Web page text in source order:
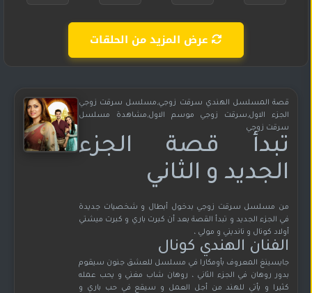
عرض المزيد من الحلقات
قصة المسلسل الهندي سرقت زوجي,مسلسل سرقت زوجي
الجزء الاول,سرقت زوجي موسم الاول,مشاهدة مسلسل
سرقت زوجي
تبدأ قصة الجزء
الجديد و الثاني
من مسلسل سرقت زوجي بدخول أبطال و شخصيات جديدة
في الجزء الجديد و تبدأ القصة بعد أن كبرت باري و كبرت ميشتي
أولاد كونال و نانديني و مولي ،
الفنان الهندي كونال
جايسينغ المعروف بأومكارا في مسلسل للعشق جنون سيقوم
بدور روهان في الجزء الثاني ، روهان شاب مغني و يحب عمله
كثيرا و يأتي للهند من أجل العمل و سيقع في حب باري و